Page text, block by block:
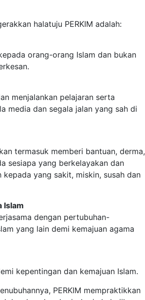
halatuju PERKIM adalah:
orang-orang Islam dan bukan
menjalankan pelajaran serta
media dan segala jalan yang sah di
termasuk memberi bantuan, derma,
sesiapa yang berkelayakan dan
yang sakit, miskin, susah dan
Islam
dengan pertubuhan-
yang lain demi kemajuan agama
kepentingan dan kemajuan Islam.
PERKIM mempraktikkan